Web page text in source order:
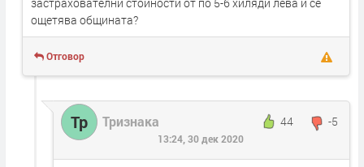
ощетява общината?
Отговор
Тр Тризнака 44 -5
13:24, 30 дек 2020